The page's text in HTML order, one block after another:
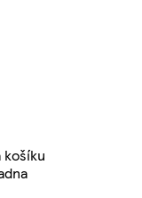
cena košíku